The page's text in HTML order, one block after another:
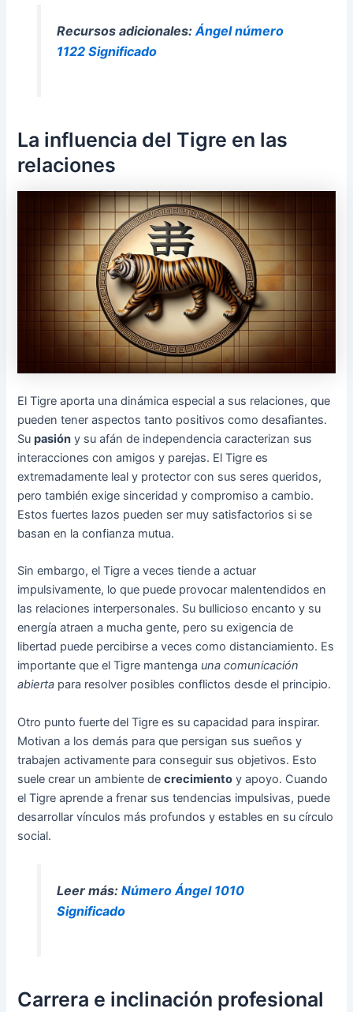
Recursos adicionales: Ángel número
1122 Significado
La influencia del Tigre en las
relaciones
El Tigre aporta una dinámica especial a sus relaciones, que
pueden tener aspectos tanto positivos como desafiantes.
Supasión y su afán de independencia caracterizan sus
interacciones con amigos y parejas. El Tigre es
extremadamente leal y protector con sus seres queridos,
pero también exige sinceridad y compromiso a cambio.
Estos fuertes lazos pueden ser muy satisfactorios si se
basan en la confianza mutua.
Sin embargo, el Tigre a veces tiende a actuar
impulsivamente, lo que puede provocar malentendidos en
las relaciones interpersonales. Su bullicioso encanto y su
energía atraen a mucha gente, pero su exigencia de
libertad puede percibirse a veces como distanciamiento. Es
importante que el Tigre mantenga una comunicación
abierta para resolver posibles conflictos desde el principio.
Otro punto fuerte del Tigre es su capacidad para inspirar.
Motivan a los demás para que persigan sus sueños y
trabajen activamente para conseguir sus objetivos. Esto
suele crear un ambiente decrecimiento y apoyo. Cuando
el Tigre aprende a frenar sus tendencias impulsivas, puede
desarrollar vínculos más profundos y estables en su círculo
social.
Leer más: Número Ángel 1010
Significado
Carrera e inclinación profesional